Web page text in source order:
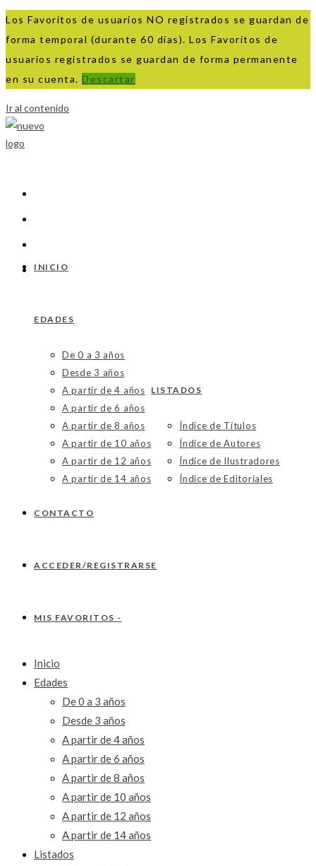
Los Favoritos de usuarios NO registrados se guardan de
forma temporal (durante 60 días). Los Favoritos de
usuarios registrados se guardan de forma permanente
en su cuenta. Descartar
Ir al contenido
INICIO
EDADES
De 0 a 3 años
Desde 3 años
A partir de 4 años
A partir de 6 años
A partir de 8 años
A partir de 10 años
A partir de 12 años
A partir de 14 años
LISTADOS
Índice de Títulos
Índice de Autores
Índice de Ilustradores
Índice de Editoriales
CONTACTO
ACCEDER/REGISTRARSE
MIS FAVORITOS -
Inicio
Edades
De 0 a 3 años
Desde 3 años
A partir de 4 años
A partir de 6 años
A partir de 8 años
A partir de 10 años
A partir de 12 años
A partir de 14 años
Listados